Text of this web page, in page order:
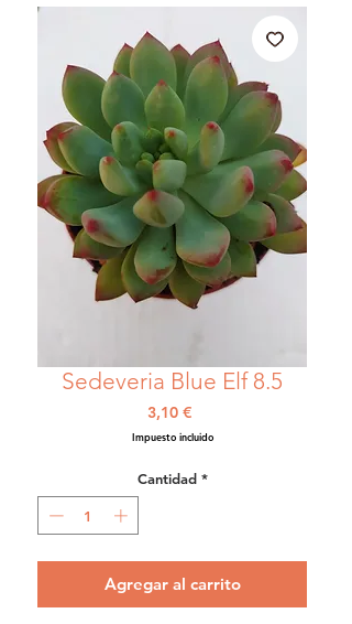
Sedeveria Blue Elf 8.5
3,10 €Precio
Impuesto incluido
Cantidad *
Agregar al carrito